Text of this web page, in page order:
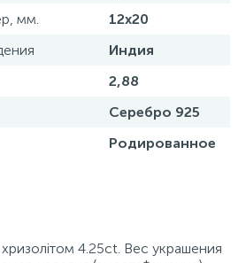
мм.
12х20
Индия
2,88
Серебро 925
Родированное
4.25ct. Вес украшения